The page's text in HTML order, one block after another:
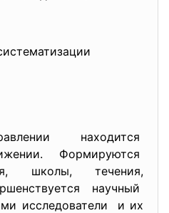
находится
Формируются
школы, течения,
научный
исследователи и их